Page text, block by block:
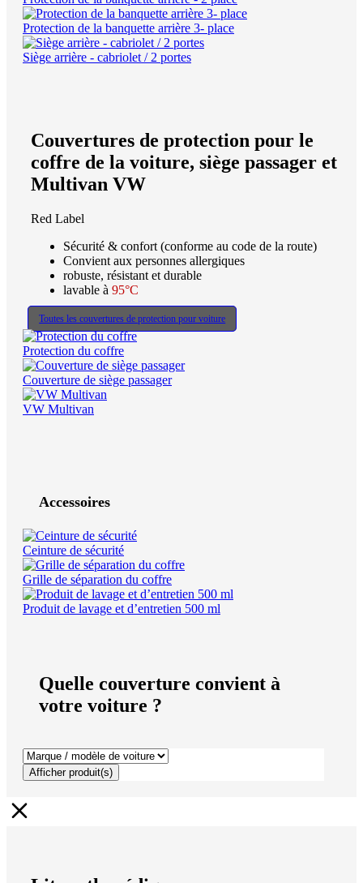
Protection de la banquette arrière 3- place
Siège arrière - cabriolet / 2 portes
Couvertures de protection pour le
coffre de la voiture, siège passager et
Multivan VW
Red Label
Sécurité & confort (conforme au code de la route)
Convient aux personnes allergiques
robuste, résistant et durable
lavable à 95°C
Toutes les couvertures de protection pour voiture
Protection du coffre
Couverture de siège passager
VW Multivan
Accessoires
Ceinture de sécurité
Grille de séparation du coffre
Produit de lavage et d’entretien 500 ml
Quelle couverture convient à
votre voiture ?
Afficher produit(s)